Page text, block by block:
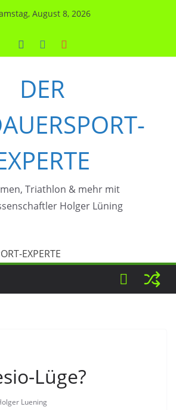
August 8, 2026
DER
Triathlon & mehr mit
Holger Lüning
Lüge?
Luening